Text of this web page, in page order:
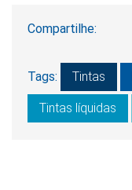
Compartilhe:
Tags: Tintas
Tintas líquidas